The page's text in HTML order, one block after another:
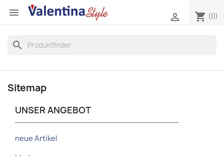
 shopping_cart (0)

search
Sitemap
UNSER ANGEBOT
neue Artikel